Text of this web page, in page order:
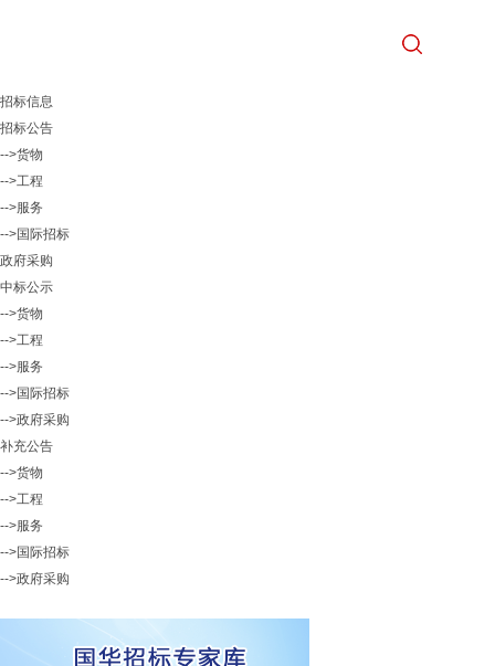
招标信息
招标公告
-->货物
-->工程
-->服务
-->国际招标
政府采购
中标公示
-->货物
-->工程
-->服务
-->国际招标
-->政府采购
补充公告
-->货物
-->工程
-->服务
-->国际招标
-->政府采购